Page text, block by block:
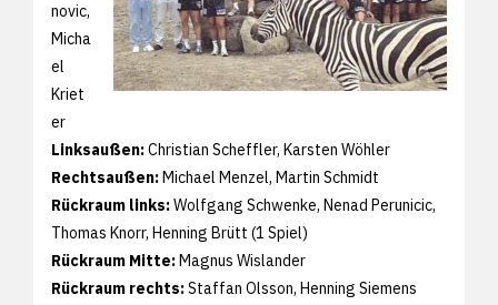
novic,
Micha
el
Kriet
er
Linksaußen:Christian Scheffler, Karsten Wöhler
Rechtsaußen:Michael Menzel, Martin Schmidt
Rückraum links:Wolfgang Schwenke, Nenad Perunicic,
Thomas Knorr, Henning Brütt (1 Spiel)
Rückraum Mitte:Magnus Wislander
Rückraum rechts:Staffan Olsson, Henning Siemens